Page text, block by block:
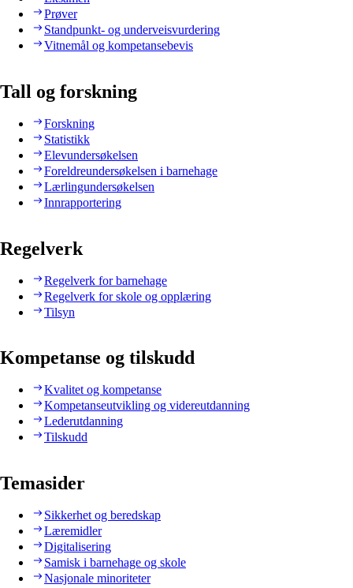
Prøver
Standpunkt- og underveisvurdering
Vitnemål og kompetansebevis
Tall og forskning
Forskning
Statistikk
Elevundersøkelsen
Foreldreundersøkelsen i barnehage
Lærlingundersøkelsen
Innrapportering
Regelverk
Regelverk for barnehage
Regelverk for skole og opplæring
Tilsyn
Kompetanse og tilskudd
Kvalitet og kompetanse
Kompetanseutvikling og videreutdanning
Lederutdanning
Tilskudd
Temasider
Sikkerhet og beredskap
Læremidler
Digitalisering
Samisk i barnehage og skole
Nasjonale minoriteter